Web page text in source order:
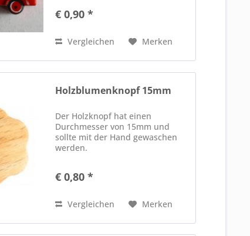
Werken, denn der Ministricker
€ 0,90 *
Vergleichen Merken
Holzblumenknopf 15mm
Der Holzknopf hat einen
Durchmesser von 15mm und
sollte mit der Hand gewaschen
werden.
€ 0,80 *
Vergleichen Merken